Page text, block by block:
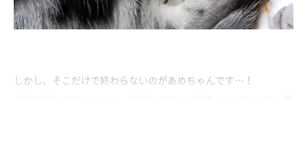
しかし、そこだけで終わらないのがあめちゃんです…！